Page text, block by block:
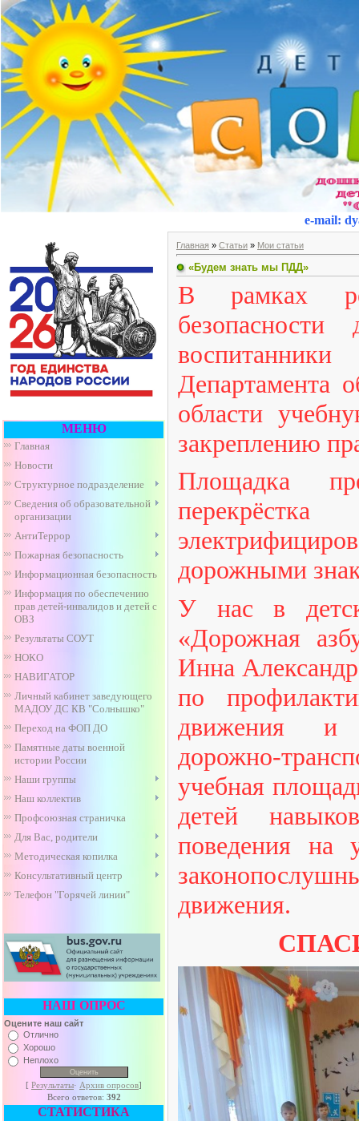
e-mail:
МЕНЮ
Главная
Новости
Структурное подразделение
Сведения об образовательной
организации
АнтиТеррор
Пожарная безопасность
Информационная безопасность
Информация по обеспечению
прав детей-инвалидов и детей с
ОВЗ
Результаты СОУТ
НОКО
НАВИГАТОР
Личный кабинет заведующего
МАДОУ ДС КВ "Солнышко"
Переход на ФОП ДО
Памятные даты военной
истории России
Наши группы
Наш коллектив
Профсоюзная страничка
Для Вас, родители
Методическая копилка
Консультативный центр
Телефон "Горячей линии"
НАШ ОПРОС
Оцените наш сайт
Отлично
Хорошо
Неплохо
[ Результаты· Архив опросов]
Всего ответов: 392
СТАТИСТИКА
Главная » Статьи » Мои статьи
«Будем знать мы ПДД»
В рамках
Департамента
области
закреплению
Площадка
дорожными
У нас в
«Дорожная
Инна
по
движения и
дорожно-
учебная
детей
поведения на
движения.